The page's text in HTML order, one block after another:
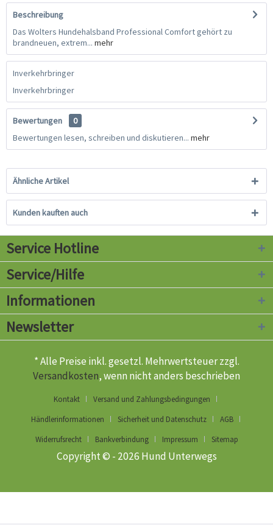
Beschreibung
Das Wolters Hundehalsband Professional Comfort gehört zu
brandneuen, extrem... mehr
Inverkehrbringer
Inverkehrbringer
Bewertungen
0
Bewertungen lesen, schreiben und diskutieren... mehr
Ähnliche Artikel
Kunden kauften auch
Service Hotline
Service/Hilfe
Informationen
Newsletter
* Alle Preise inkl. gesetzl. Mehrwertsteuer zzgl.
Versandkosten, wenn nicht anders beschrieben
Kontakt
Versand und Zahlungsbedingungen
Händlerinformationen
Sicherheit und Datenschutz
AGB
Widerrufsrecht
Bankverbindung Impressum Sitemap
Copyright © - 2026 Hund Unterwegs